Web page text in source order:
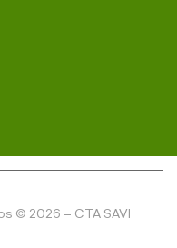
© 2026 – CTA SAVI